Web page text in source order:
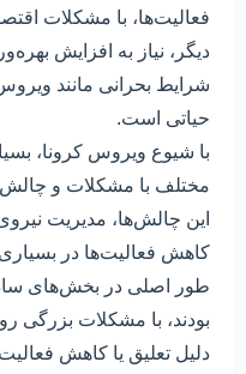
فعالیت‌ها، با مشکلات
دیگر، نیاز به افزایش
شرایط بحرانی مانند
حیاتی است.
با شیوع ویروس کرونا،
مختلف با مشکلات و
این چالش‌ها، مدیریت
کاهش فعالیت‌ها در بسیاری
طور اصلی در بخش‌های
بودند، با مشکلات بزرگی
دلیل تعلیق یا کاهش